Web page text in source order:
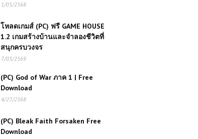
1/05/2568
โหลดเกมส์ (PC) ฟรี GAME HOUSE
1.2 เกมสร้างบ้านและจำลองชีวิตที่
สนุกครบวงจร
7/03/2569
(PC) God of War ภาค 1 | Free
Download
4/27/2568
(PC) Bleak Faith Forsaken Free
Download